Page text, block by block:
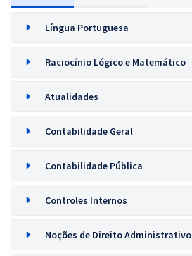
Língua Portuguesa
Raciocínio Lógico e Matemático
Atualidades
Contabilidade Geral
Contabilidade Pública
Controles Internos
Noções de Direito Administrativo